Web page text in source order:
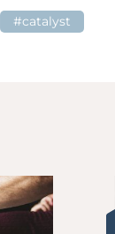
#catalyst